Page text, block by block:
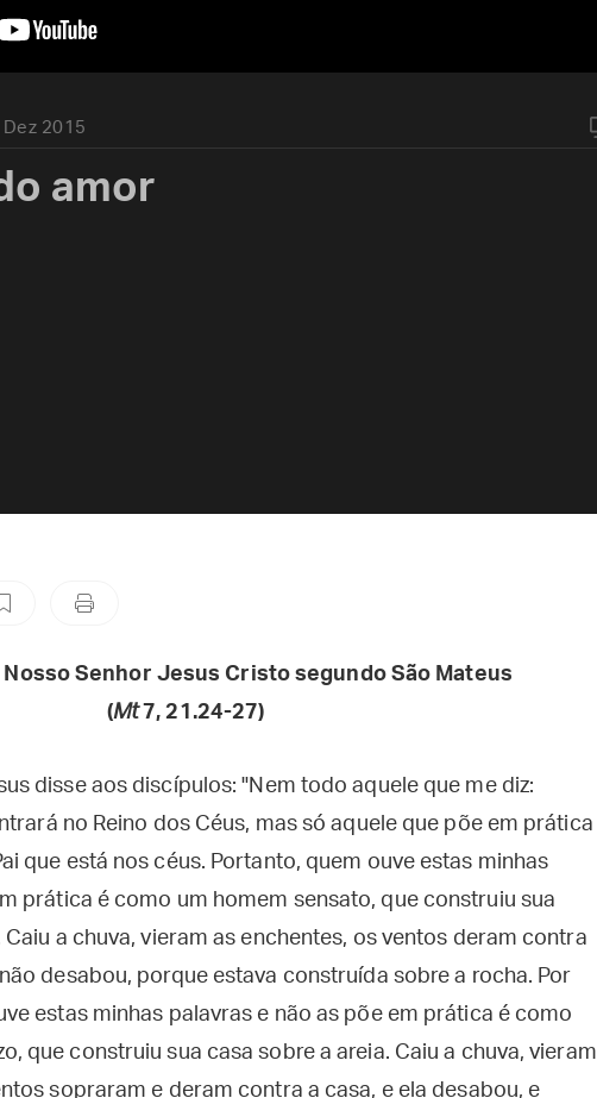
Dez 2015
amor
Nosso Senhor Jesus Cristo segundo São Mateus
(Mt7, 21.24-27)
disse aos discípulos: "Nem todo aquele que me diz:
no Reino dos Céus, mas só aquele que põe em prática
que está nos céus. Portanto, quem ouve estas minhas
prática é como um homem sensato, que construiu sua
a chuva, vieram as enchentes, os ventos deram contra
desabou, porque estava construída sobre a rocha. Por
estas minhas palavras e não as põe em prática é como
que construiu sua casa sobre a areia. Caiu a chuva, vieram
sopraram e deram contra a casa, e ela desabou, e